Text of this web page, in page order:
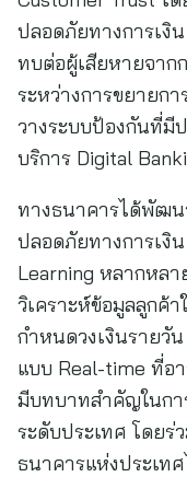
ปลอดภัยทางการเงิ
ทบต่อผู้เสียหายจาก
ระหว่างการขยายกา
วางระบบป้องกันที่มี
บริการ Digital
ทางธนาคารได้พัฒน
ปลอดภัยทางการเงิ
Learning หลากหล
วิเคราะห์ข้อมูลลูกค้
กำหนดวงเงินรายวั
แบบ Real-time ที่อ
มีบทบาทสำคัญในกา
ระดับประเทศ โดยร่
ธนาคารแห่งประเท